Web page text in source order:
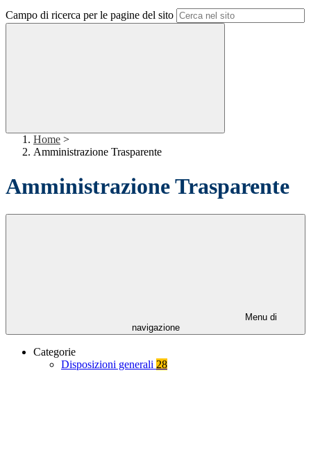
Campo di ricerca per le pagine del sito
Home >
Amministrazione Trasparente
Amministrazione Trasparente
Menu di
navigazione
Categorie
Disposizioni generali 28